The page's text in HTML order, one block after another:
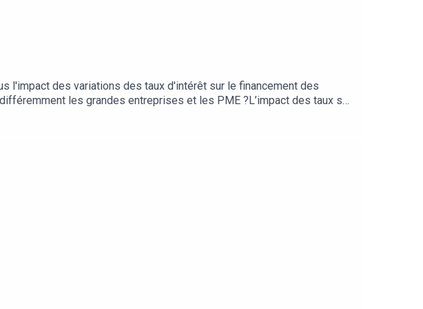
l'impact des variations des taux d'intérêt sur le financement des
les grandes entreprises et les PME ?L’impact des taux sur
t-il un lien entre hausse des taux et hausse de défaillances
: Dialogue &co | Banque de FranceStatistiques BDF sur le financement
Dorée, 2017)Prise de son et mixage : Alexandre Roux (AK studios)